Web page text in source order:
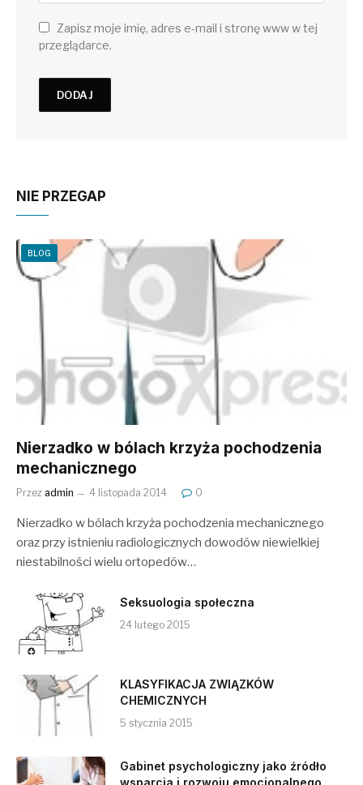
Zapisz moje imię, adres e-mail i stronę www w tej
przeglądarce.
NIE PRZEGAP
BLOG
Nierzadko w bólach krzyża pochodzenia
mechanicznego
Przez admin 4 listopada 2014 0
Nierzadko w bólach krzyża pochodzenia mechanicznego
oraz przy istnieniu radiologicznych dowodów niewielkiej
niestabilności wielu ortopedów…
Seksuologia społeczna
24 lutego 2015
KLASYFIKACJA ZWIĄZKÓW
CHEMICZNYCH
5 stycznia 2015
Gabinet psychologiczny jako źródło
wsparcia i rozwoju emocjonalnego